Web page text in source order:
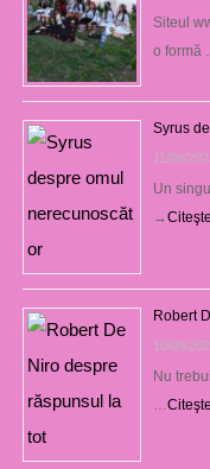
Siteul
o formă …
Syrus
11/09/
Un
→
Robert
10/09/
Nu